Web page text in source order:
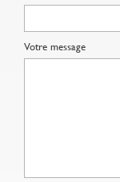
Votre message